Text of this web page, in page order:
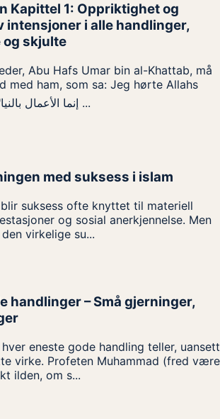
Kapittel 1: Oppriktighet og
intensjoner i alle handlinger,
og skjulte
Abu Hafs Umar bin al-Khattab, må
med ham, som sa: Jeg hørte Allahs
budbringer ﷺ si: "‏ إنما الأعمال بالنيا...
med suksess i islam
suksess ofte knyttet til materiell
og sosial anerkjennelse. Men
virkelige su...
handlinger – Små gjerninger,
eneste gode handling teller, uansett
virke. Profeten Muhammad (fred være
ilden, om s...